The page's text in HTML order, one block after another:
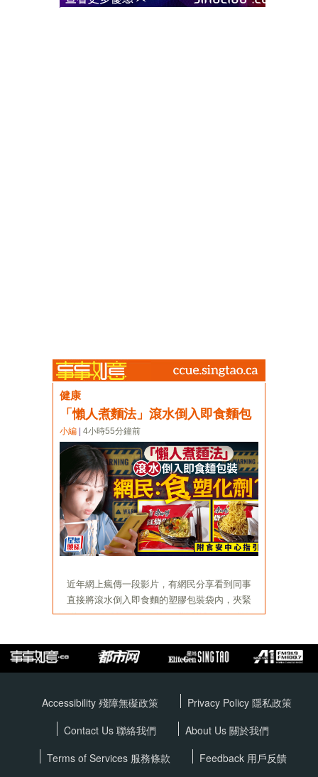
Accessibility 殘障無礙政策 Privacy Policy 隱私政策
Contact Us 聯絡我們
About Us 關於我們
Terms of Services 服務條款 Feedback 用戶反饋